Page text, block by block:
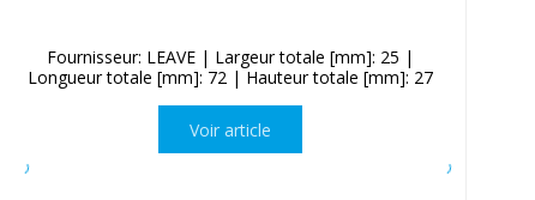
Fournisseur: LEAVE | Largeur totale [mm]: 25 |
Longueur totale [mm]: 72 | Hauteur totale [mm]: 27
Voir article